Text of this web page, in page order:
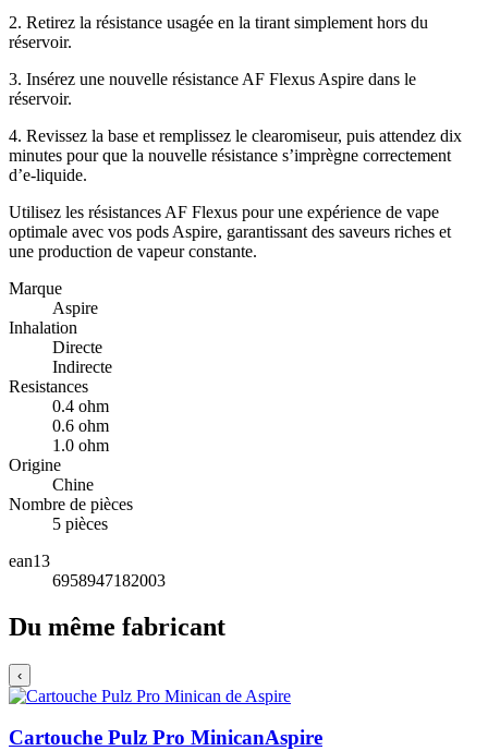
2. Retirez la résistance usagée en la tirant simplement hors du
réservoir.
3. Insérez une nouvelle résistance AF Flexus Aspire dans le
réservoir.
4. Revissez la base et remplissez le clearomiseur, puis attendez dix
minutes pour que la nouvelle résistance s’imprègne correctement
d’e-liquide.
Utilisez les résistances AF Flexus pour une expérience de vape
optimale avec vos pods Aspire, garantissant des saveurs riches et
une production de vapeur constante.
Marque
Aspire
Inhalation
Directe
Indirecte
Resistances
0.4 ohm
0.6 ohm
1.0 ohm
Origine
Chine
Nombre de pièces
5 pièces
ean13
6958947182003
Du même fabricant
‹
Cartouche Pulz Pro MinicanAspire